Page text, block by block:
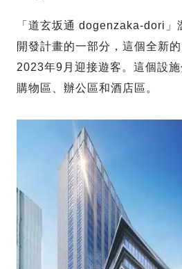
「道玄坂通 dogenzaka-dori」
開發計畫的一部分，這個全新
2023年9月迎接遊客。這個設施
購物區、辦公區和酒店區。